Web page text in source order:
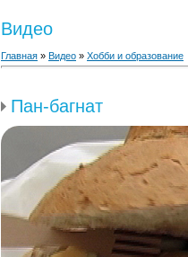
Видео
Главная » Видео » Хобби и образование
Пан-багнат